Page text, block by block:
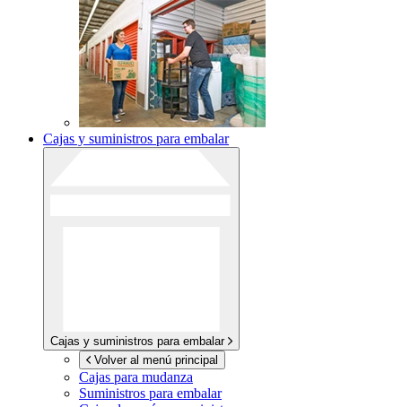
Cajas y suministros para embalar
Cajas y suministros para embalar
Volver al menú principal
Cajas para mudanza
Suministros para embalar